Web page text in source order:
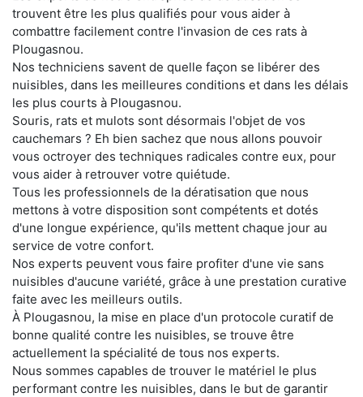
trouvent être les plus qualifiés pour vous aider à
combattre facilement contre l'invasion de ces rats à
Plougasnou.
Nos techniciens savent de quelle façon se libérer des
nuisibles, dans les meilleures conditions et dans les délais
les plus courts à Plougasnou.
Souris, rats et mulots sont désormais l'objet de vos
cauchemars ? Eh bien sachez que nous allons pouvoir
vous octroyer des techniques radicales contre eux, pour
vous aider à retrouver votre quiétude.
Tous les professionnels de la dératisation que nous
mettons à votre disposition sont compétents et dotés
d'une longue expérience, qu'ils mettent chaque jour au
service de votre confort.
Nos experts peuvent vous faire profiter d'une vie sans
nuisibles d'aucune variété, grâce à une prestation curative
faite avec les meilleurs outils.
À Plougasnou, la mise en place d'un protocole curatif de
bonne qualité contre les nuisibles, se trouve être
actuellement la spécialité de tous nos experts.
Nous sommes capables de trouver le matériel le plus
performant contre les nuisibles, dans le but de garantir